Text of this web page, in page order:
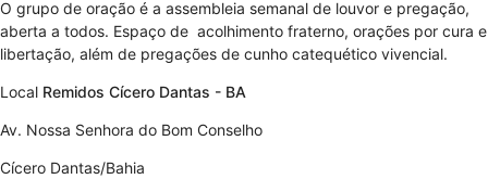
O grupo de oração é a assembleia semanal de louvor e pregação,
aberta a todos. Espaço de acolhimento fraterno, orações por cura e
libertação, além de pregações de cunho catequético vivencial.
Local Remidos Cícero Dantas - BA
Av. Nossa Senhora do Bom Conselho
Cícero Dantas/Bahia